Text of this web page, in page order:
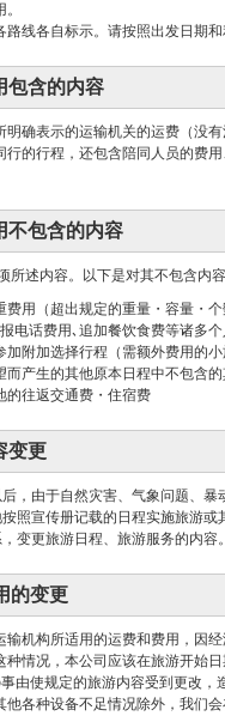
路线各自标示。请按照出发日期和
包含的内容
明确表示的运输机关的运费（没
行的行程，还包含陪同人员的费
不包含的内容
所述内容。以下是对其不包含内容
费用（超出规定的重量・容量・个
电话费用､追加餐饮食费等诸多
加附加选择行程（需额外费用的
而产生的其他原本日程中不包含
的往返交通费・住宿费
变更
，由于自然灾害、气象问题、
照宣传册记载的日程实施旅游
变更旅游日程、旅游服务的内容
的变更
输机构所适用的运费和费用，因
种情况，本公司应该在旅游开始
由使规定的旅游内容受到更改
他各种设备不足情况除外，我们